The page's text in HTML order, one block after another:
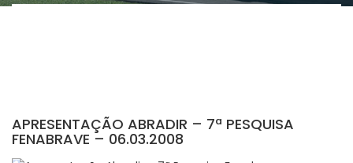
APRESENTAÇÃO ABRADIR – 7ª PESQUISA
FENABRAVE – 06.03.2008